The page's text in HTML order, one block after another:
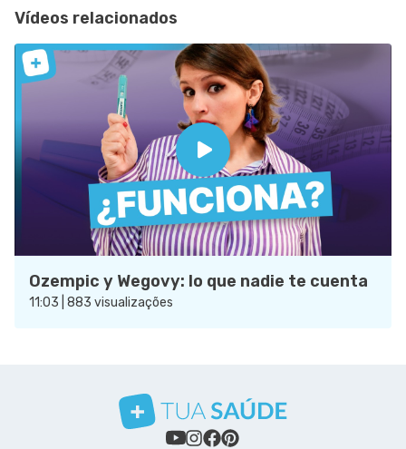
Vídeos relacionados
Ozempic y Wegovy: lo que nadie te cuenta
11:03 | 883 visualizações